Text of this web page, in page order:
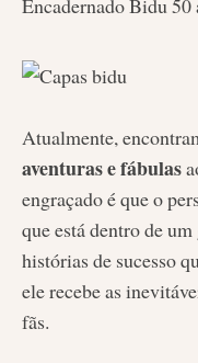
Atualmente,
aventuras e fábulas
engraçado é que o
que está dentro de
histórias de sucesso
ele recebe as
fãs.